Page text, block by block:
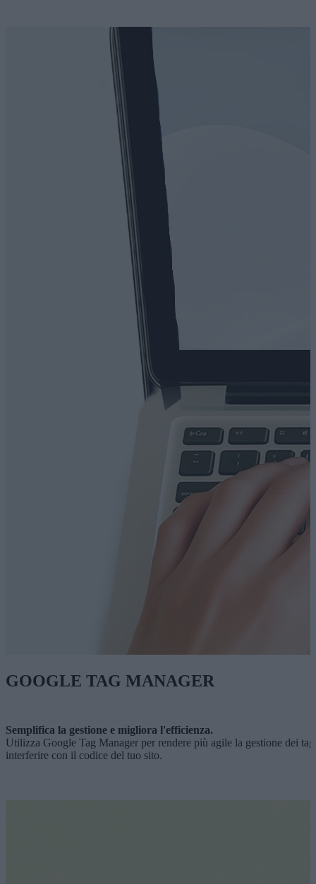
GOOGLE TAG MANAGER
Semplifica la gestione e migliora l'efficienza.
Utilizza Google Tag Manager per rendere più agile la gestione dei
interferire con il codice del tuo sito.